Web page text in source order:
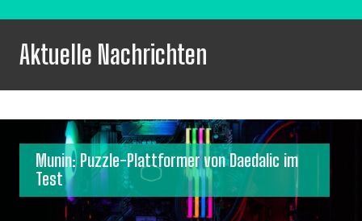
Aktuelle Nachrichten
Munin: Puzzle-Plattformer von Daedalic im
Test